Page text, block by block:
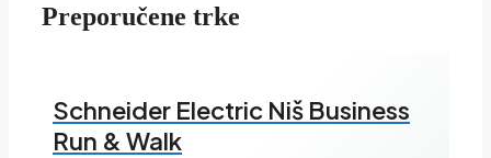
Preporučene trke
Schneider Electric Niš Business
Run & Walk